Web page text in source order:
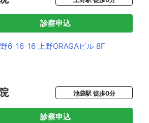
診察申込
6-16-16 上野ORAGAビル 8F
池袋駅 徒歩0分
診察申込